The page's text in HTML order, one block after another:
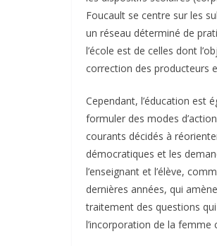
Foucault se centre sur les
un réseau déterminé de
l’école est de celles dont
correction des producteurs
Cependant, l’éducation est
formuler des modes
courants décidés à
démocratiques et les
l’enseignant et l’élève,
dernières années, qui
traitement des questions
l’incorporation de la